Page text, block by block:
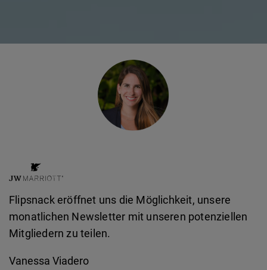
Flipsnack eröffnet uns die Möglichkeit, unsere
monatlichen Newsletter mit unseren potenziellen
Mitgliedern zu teilen.
Vanessa Viadero